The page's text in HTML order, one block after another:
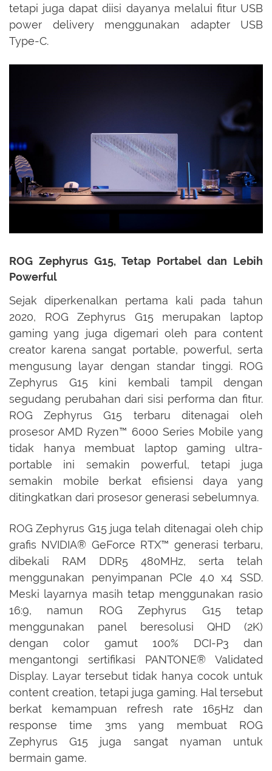
tetapi juga dapat diisi dayanya melalui fitur USB
power delivery menggunakan adapter USB
Type-C.
ROG Zephyrus G15, Tetap Portabel dan Lebih
Powerful
Sejak diperkenalkan pertama kali pada tahun
2020, ROG Zephyrus G15 merupakan laptop
gaming yang juga digemari oleh para content
creator karena sangat portable, powerful, serta
mengusung layar dengan standar tinggi. ROG
Zephyrus G15 kini kembali tampil dengan
segudang perubahan dari sisi performa dan fitur.
ROG Zephyrus G15 terbaru ditenagai oleh
prosesor AMD Ryzen™ 6000 Series Mobile yang
tidak hanya membuat laptop gaming ultra-
portable ini semakin powerful, tetapi juga
semakin mobile berkat efisiensi daya yang
ditingkatkan dari prosesor generasi sebelumnya.
ROG Zephyrus G15 juga telah ditenagai oleh chip
grafis NVIDIA® GeForce RTX™ generasi terbaru,
dibekali RAM DDR5 480MHz, serta telah
menggunakan penyimpanan PCIe 4.0 x4 SSD.
Meski layarnya masih tetap menggunakan rasio
16:9, namun ROG Zephyrus G15 tetap
menggunakan panel beresolusi QHD (2K)
dengan color gamut 100% DCI-P3 dan
mengantongi sertifikasi PANTONE® Validated
Display. Layar tersebut tidak hanya cocok untuk
content creation, tetapi juga gaming. Hal tersebut
berkat kemampuan refresh rate 165Hz dan
response time 3ms yang membuat ROG
Zephyrus G15 juga sangat nyaman untuk
bermain game.